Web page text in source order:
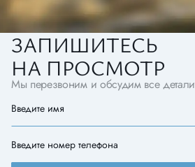
ЗАПИШИТЕСЬ
НА ПРОСМОТР
Мы перезвоним и обсудим все детали
Введите имя
Введите номер телефона